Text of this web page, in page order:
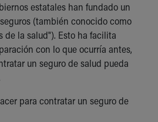
estatales han fundado un
(también conocido como
la salud"). Esto ha facilita
con lo que ocurría antes,
un seguro de salud pueda
para contratar un seguro de